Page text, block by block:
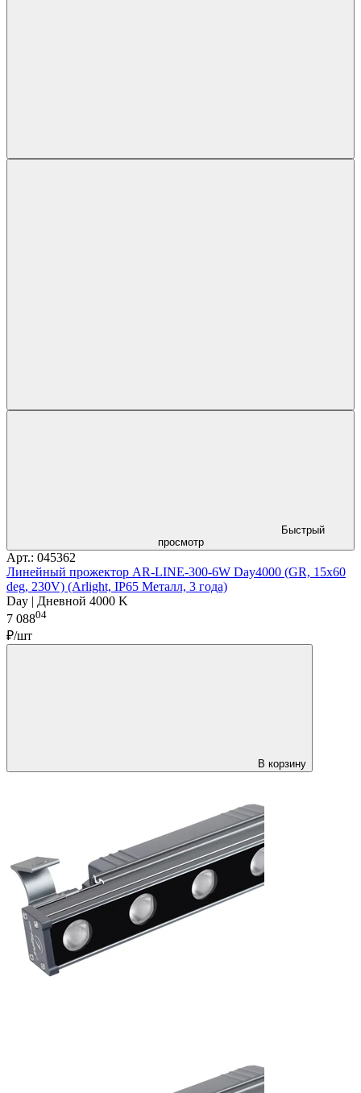
Быстрый
просмотр
Арт.: 045362
Линейный прожектор AR-LINE-300-6W Day4000 (GR, 15x60
deg, 230V) (Arlight, IP65 Металл, 3 года)
Day | Дневной 4000 K
7 08804
₽/шт
В корзину